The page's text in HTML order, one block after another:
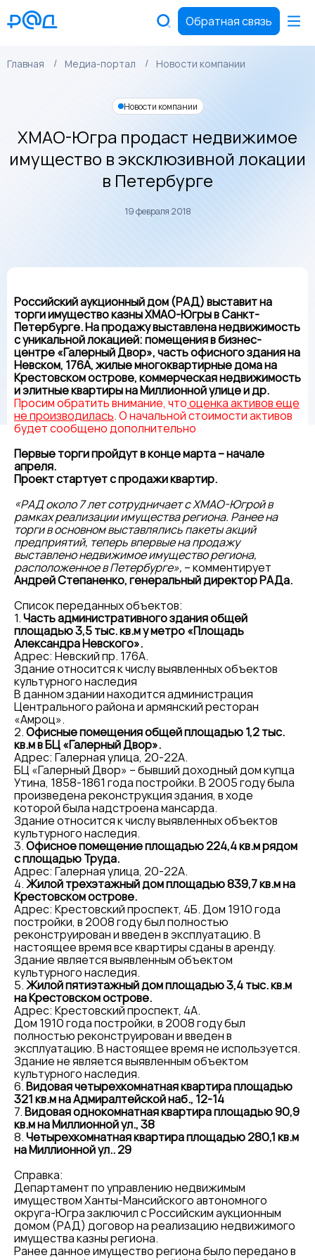
Обратная связь
Главная Медиа-портал Новости компании
Новости компании
ХМАО-Югра продаст недвижимое
имущество в эксклюзивной локации
в Петербурге
19 февраля 2018
Российский аукционный дом (РАД) выставит на
торги имущество казны ХМАО-Югры в Санкт-
Петербурге. На продажу выставлена недвижимость
с уникальной локацией: помещения в бизнес-
центре «Галерный Двор», часть офисного здания на
Невском, 176А, жилые многоквартирные дома на
Крестовском острове, коммерческая недвижимость
и элитные квартиры на Миллионной улице и др.
Просим обратить внимание, чтооценка активов еще
не производилась. О начальной стоимости активов
будет сообщено дополнительно
Первые торги пройдут в конце марта – начале
апреля.
Проект стартует с продажи квартир.
«РАД около 7 лет сотрудничает с ХМАО-Югрой в
рамках реализации имущества региона. Ранее на
торги в основном выставлялись пакеты акций
предприятий, теперь впервые на продажу
выставлено недвижимое имущество региона,
расположенное в Петербурге», – комментирует
Андрей Степаненко, генеральный директор РАДа.
Список переданных объектов:
1.Часть административного здания общей
площадью 3,5 тыс. кв.м у метро «Площадь
Александра Невского».
Адрес: Невский пр. 176А.
Здание относится к числу выявленных объектов
культурного наследия
В данном здании находится администрация
Центрального района и армянский ресторан
«Амроц».
2.Офисные помещения общей площадью 1,2 тыс.
кв.м в БЦ «Галерный Двор».
Адрес: Галерная улица, 20-22А.
БЦ «Галерный Двор» – бывший доходный дом купца
Утина, 1858-1861 года постройки. В 2005 году была
произведена реконструкция здания, в ходе
которой была надстроена мансарда.
Здание относится к числу выявленных объектов
культурного наследия.
3.Офисное помещение площадью 224,4 кв.м рядом
с площадью Труда.
Адрес: Галерная улица, 20-22А.
4.Жилой трехэтажный дом площадью 839,7 кв.м на
Крестовском острове.
Адрес: Крестовский проспект, 4Б. Дом 1910 года
постройки, в 2008 году был полностью
реконструирован и введен в эксплуатацию. В
настоящее время все квартиры сданы в аренду.
Здание является выявленным объектом
культурного наследия.
5.Жилой пятиэтажный дом площадью 3,4 тыс. кв.м
на Крестовском острове.
Адрес: Крестовский проспект, 4А.
Дом 1910 года постройки, в 2008 году был
полностью реконструирован и введен в
эксплуатацию. В настоящее время не используется.
Здание не является выявленным объектом
культурного наследия.
6.Видовая четырехкомнатная квартира площадью
321 кв.м на Адмиралтейской наб., 12-14
7.Видовая однокомнатная квартира площадью 90,9
кв.м на Миллионной ул., 38
8.Четырехкомнатная квартира площадью 280,1 кв.м
на Миллионной ул.. 29
Справка:
Департамент по управлению недвижимым
имуществом Ханты-Мансийского автономного
округа-Югра заключил с Российским аукционным
домом (РАД) договор на реализацию недвижимого
имущества казны региона.
Ранее данное имущество региона было передано в